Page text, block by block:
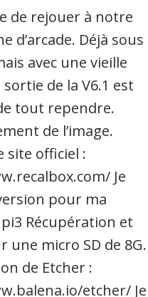
de rejouer à notre
d’arcade. Déjà sous
avec une vieille
de la V6.1 est
tout rependre.
de l’image.
site officiel :
Je
pour ma
Récupération et
une micro SD de 8G.
de Etcher :
etcher/ Je